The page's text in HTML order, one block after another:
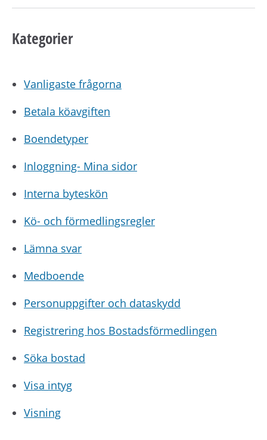
Kategorier
Vanligaste frågorna
Betala köavgiften
Boendetyper
Inloggning- Mina sidor
Interna byteskön
Kö- och förmedlingsregler
Lämna svar
Medboende
Personuppgifter och dataskydd
Registrering hos Bostadsförmedlingen
Söka bostad
Visa intyg
Visning